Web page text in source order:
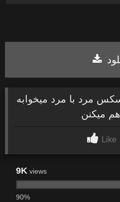
مرد با مرد میخوابه
میکنن
Like
9K views
90%